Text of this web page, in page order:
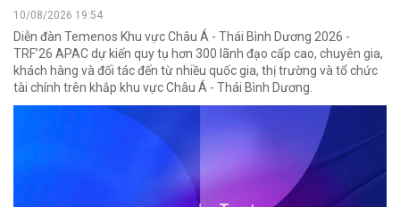
10/08/2026 19:54
Diễn đàn Temenos Khu vực Châu Á - Thái Bình Dương 2026 -
TRF’26 APAC dự kiến quy tụ hơn 300 lãnh đạo cấp cao, chuyên gia,
khách hàng và đối tác đến từ nhiều quốc gia, thị trường và tổ chức
tài chính trên khắp khu vực Châu Á - Thái Bình Dương.